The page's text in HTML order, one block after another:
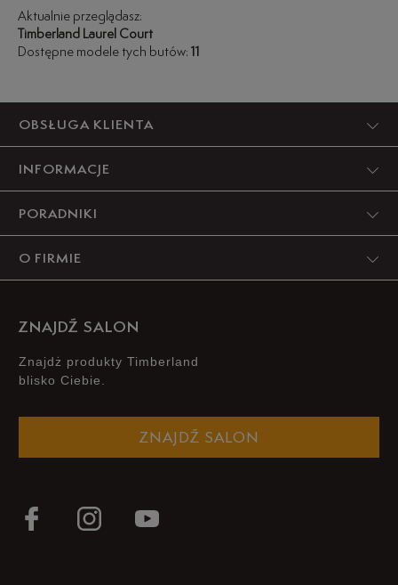
Aktualnie przeglądasz:
Timberland Laurel Court
Dostępne modele tych butów: 11
OBSŁUGA KLIENTA
INFORMACJE
PORADNIKI
O FIRMIE
ZNAJDŹ SALON
Znajdż produkty Timberland
blisko Ciebie.
ZNAJDŹ SALON